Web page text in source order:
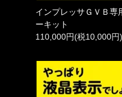
インプレッサＧＶＢ専
ーキット
110,000円(税10,000円)